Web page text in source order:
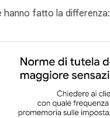
hanno fatto la differenza: